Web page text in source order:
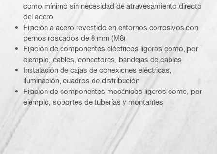
como mínimo sin necesidad de atravesamiento directo
del acero
Fijación a acero revestido en entornos corrosivos con
pernos roscados de 8 mm (M8)
Fijación de componentes eléctricos ligeros como, por
ejemplo, cables, conectores, bandejas de cables
Instalación de cajas de conexiones eléctricas,
iluminación, cuadros de distribución
Fijación de componentes mecánicos ligeros como, por
ejemplo, soportes de tuberías y montantes